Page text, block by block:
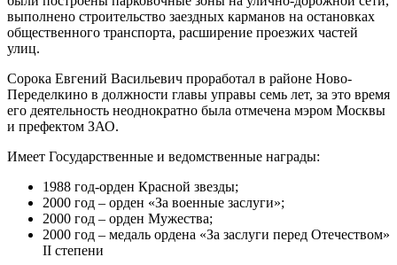
выполнено строительство заездных карманов на остановках
общественного транспорта, расширение проезжих частей
улиц.
Сорока Евгений Васильевич проработал в районе Ново-
Переделкино в должности главы управы семь лет, за это время
его деятельность неоднократно была отмечена мэром Москвы
и префектом ЗАО.
Имеет Государственные и ведомственные награды:
1988 год-орден Красной звезды;
2000 год – орден «За военные заслуги»;
2000 год – орден Мужества;
2000 год – медаль ордена «За заслуги перед Отечеством»
II степени